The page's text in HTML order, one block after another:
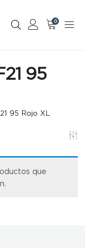
0
95
95 Rojo XL
que